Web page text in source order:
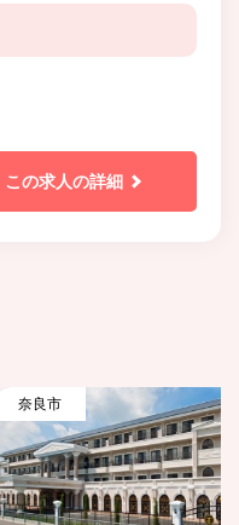
この求人の詳細
奈良市